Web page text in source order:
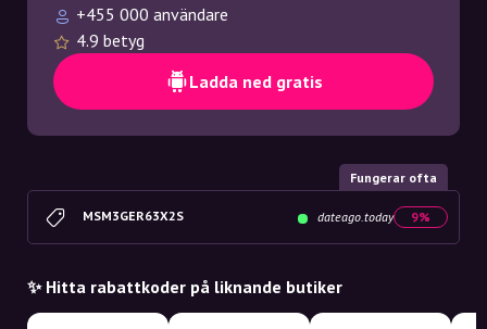
+455 000 användare
4.9 betyg
Ladda ned gratis
Fungerar ofta
MSM3GER63X2S dateago.today 9%
✨ Hitta rabattkoder på liknande butiker